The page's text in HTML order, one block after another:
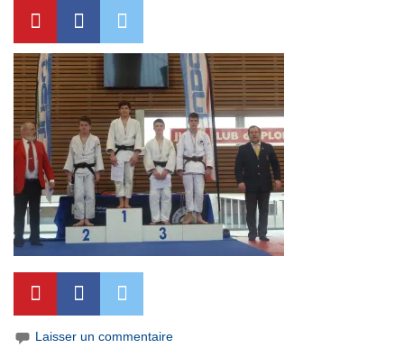
Laisser un commentaire